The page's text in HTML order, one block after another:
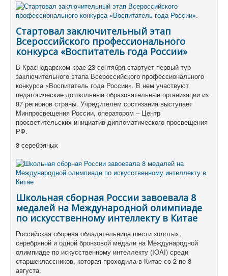
Стартовал заключительный этап
Всероссийского профессионального
конкурса «Воспитатель года России»
В Краснодарском крае 23 сентября стартует первый тур
заключительного этапа Всероссийского профессионального
конкурса «Воспитатель года России». В нем участвуют
педагогические дошкольные образовательные организации из
87 регионов страны. Учредителем состязания выступает
Минпросвещения России, оператором – Центр
просветительских инициатив дипломатического просвещения
РФ.
8 серебряных
Школьная сборная России завоевала 8
медалей на Международной олимпиаде
по искусственному интеллекту в Китае
Российская сборная обладательница шести золотых,
серебряной и одной бронзовой медали на Международной
олимпиаде по искусственному интеллекту (IOAI) среди
старшеклассников, которая проходила в Китае со 2 по 8
августа.